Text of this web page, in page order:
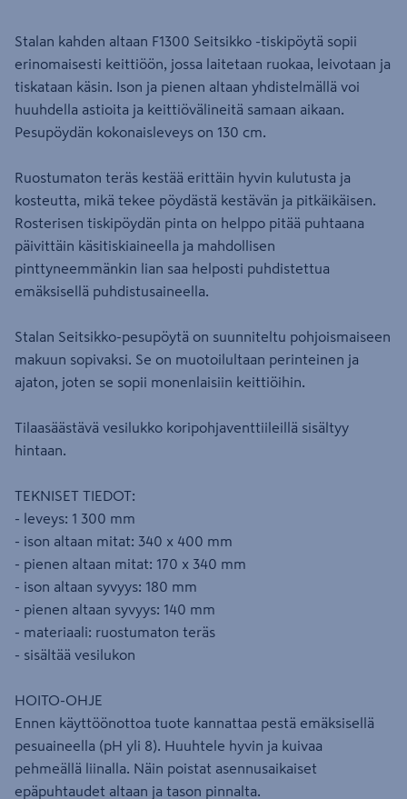
Stalan kahden altaan F1300 Seitsikko -tiskipöytä sopii
erinomaisesti keittiöön, jossa laitetaan ruokaa, leivotaan ja
tiskataan käsin. Ison ja pienen altaan yhdistelmällä voi
huuhdella astioita ja keittiövälineitä samaan aikaan.
Pesupöydän kokonaisleveys on 130 cm.
Ruostumaton teräs kestää erittäin hyvin kulutusta ja
kosteutta, mikä tekee pöydästä kestävän ja pitkäikäisen.
Rosterisen tiskipöydän pinta on helppo pitää puhtaana
päivittäin käsitiskiaineella ja mahdollisen
pinttyneemmänkin lian saa helposti puhdistettua
emäksisellä puhdistusaineella.
Stalan Seitsikko-pesupöytä on suunniteltu pohjoismaiseen
makuun sopivaksi. Se on muotoilultaan perinteinen ja
ajaton, joten se sopii monenlaisiin keittiöihin.
Tilaasäästävä vesilukko koripohjaventtiileillä sisältyy
hintaan.
TEKNISET TIEDOT:
- leveys: 1 300 mm
- ison altaan mitat: 340 x 400 mm
- pienen altaan mitat: 170 x 340 mm
- ison altaan syvyys: 180 mm
- pienen altaan syvyys: 140 mm
- materiaali: ruostumaton teräs
- sisältää vesilukon
HOITO-OHJE
Ennen käyttöönottoa tuote kannattaa pestä emäksisellä
pesuaineella (pH yli 8). Huuhtele hyvin ja kuivaa
pehmeällä liinalla. Näin poistat asennusaikaiset
epäpuhtaudet altaan ja tason pinnalta.